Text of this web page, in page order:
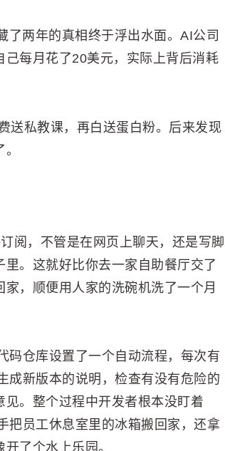
两年的真相终于浮出水面。AI公司
每月花了20美元，实际上背后消耗
送私教课，再白送蛋白粉。后来发现
阅，不管是在网页上聊天，还是写脚
。这就好比你去一家自助餐厅交了
，顺便用人家的洗碗机洗了一个月
码仓库设置了一个自动流程，每次有
成新版本的说明，检查有没有危险的
。整个过程中开发者根本没盯着
把员工休息室里的冰箱搬回家，还拿
了个水上乐园。